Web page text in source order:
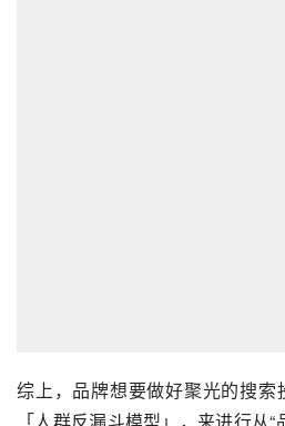
综上，品牌想要做好聚光的搜
「人群反漏斗模型」，来进行从